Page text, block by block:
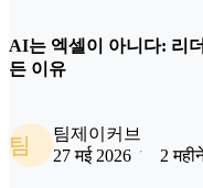
AI는 엑셀이 아니다: 리
든 이유
팀
팀제이커브
27 मई 2026
2